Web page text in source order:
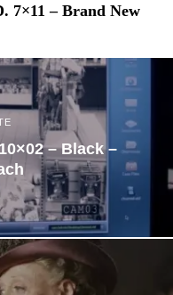
7×11 – Brand New
– Black –